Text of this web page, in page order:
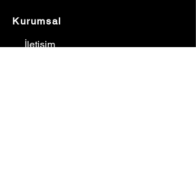
Kurumsal
İletişim